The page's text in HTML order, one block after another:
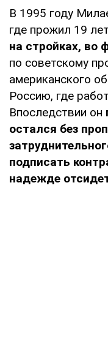
В 1995 году
где прожил 19
на стройках, во
по советскому
американского
Россию, где
Впоследствии он
остался без
подписать
надежде